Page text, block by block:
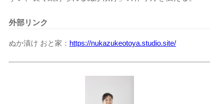
外部リンク
ぬか漬け おと家 https://nukazukeotoya.studio.site/